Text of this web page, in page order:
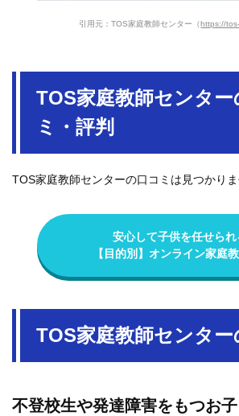
引用元：TOS家庭教師センター（https://
TOS家庭教師センター
ミ・評判
TOS家庭教師センターの口コミは見つかりま
安心して子供を任せられ
【目的別】オンライン家庭
TOS家庭教師センター
不登校生や発達障害をもつお